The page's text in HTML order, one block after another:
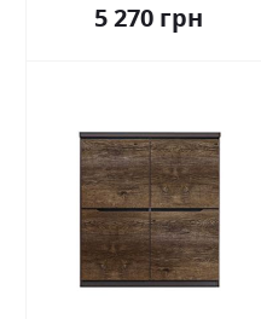
5 270 грн